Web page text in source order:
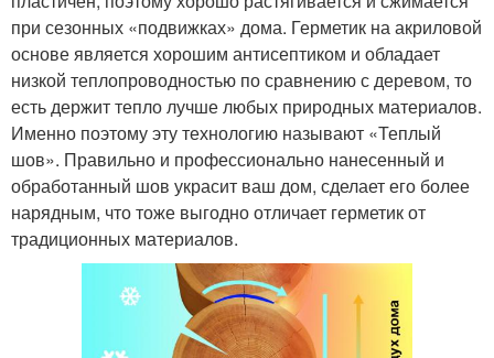
при сезонных «подвижках» дома. Герметик на акриловой
основе является хорошим антисептиком и обладает
низкой теплопроводностью по сравнению с деревом, то
есть держит тепло лучше любых природных материалов.
Именно поэтому эту технологию называют «Теплый
шов». Правильно и профессионально нанесенный и
обработанный шов украсит ваш дом, сделает его более
нарядным, что тоже выгодно отличает герметик от
традиционных материалов.